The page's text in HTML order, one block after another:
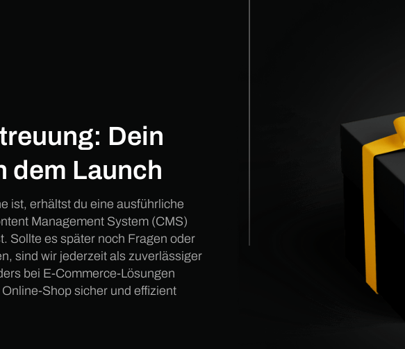
Dein
dem Launch
ist, erhältst du eine ausführliche
Management System (CMS)
Sollte es später noch Fragen oder
sind wir jederzeit als zuverlässiger
bei E-Commerce-Lösungen
Shop sicher und effizient